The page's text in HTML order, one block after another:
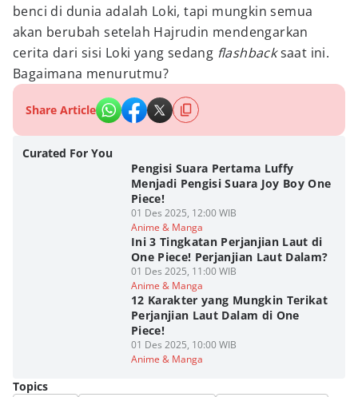
benci di dunia adalah Loki, tapi mungkin semua
akan berubah setelah Hajrudin mendengarkan
cerita dari sisi Loki yang sedang flashbacksaat ini.
Bagaimana menurutmu?
Share Article
Curated For You
Pengisi Suara Pertama Luffy
Menjadi Pengisi Suara Joy Boy One
Piece!
01 Des 2025, 12:00 WIB
Anime & Manga
Ini 3 Tingkatan Perjanjian Laut di
One Piece! Perjanjian Laut Dalam?
01 Des 2025, 11:00 WIB
Anime & Manga
12 Karakter yang Mungkin Terikat
Perjanjian Laut Dalam di One
Piece!
01 Des 2025, 10:00 WIB
Anime & Manga
Topics